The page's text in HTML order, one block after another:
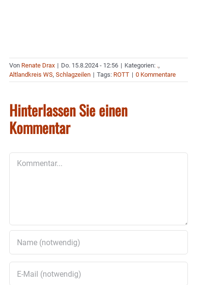
Von Renate Drax | Do. 15.8.2024 - 12:56 | Kategorien: .,
Altlandkreis WS, Schlagzeilen | Tags: ROTT | 0 Kommentare
Hinterlassen Sie einen
Kommentar